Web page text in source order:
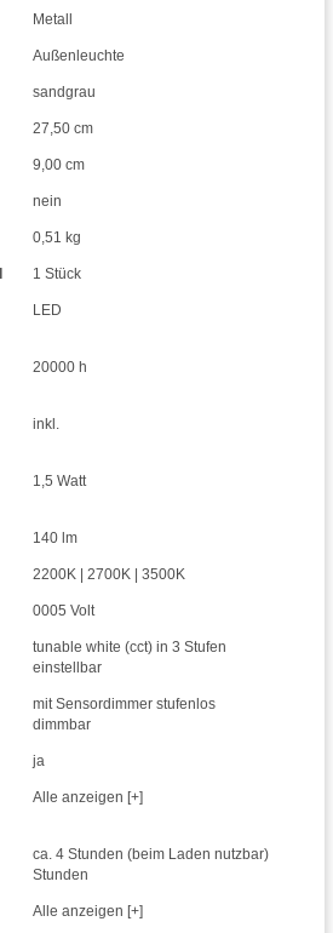
Metall
Außenleuchte
sandgrau
27,50 cm
9,00 cm
nein
0,51 kg
1 Stück
LED
20000 h
inkl.
1,5 Watt
140 lm
2200K | 2700K | 3500K
0005 Volt
tunable white (cct) in 3 Stufen
einstellbar
mit Sensordimmer stufenlos
dimmbar
ja
Alle anzeigen [+]
ca. 4 Stunden (beim Laden nutzbar)
Stunden
Alle anzeigen [+]